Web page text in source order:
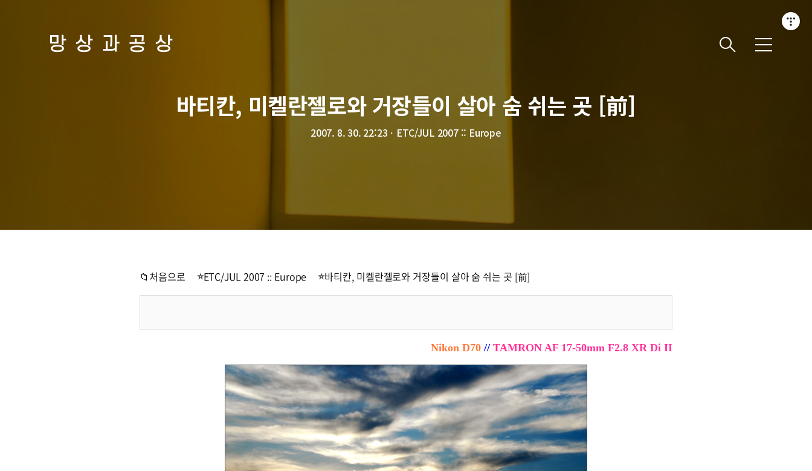
망상과공상 메
바티칸, 미켈란젤로와 거장들이 살아 숨 쉬는 곳 [前]
2007. 8. 30. 22:23 ㆍ ETC/JUL 2007 :: Europe
📁처음으로 ETC/JUL 2007 :: Europe 바티칸, 미켈란젤로와 거장들이 살아 숨 쉬는 곳 [前]
Nikon D70 // TAMRON AF 17-50mm F2.8 XR Di II